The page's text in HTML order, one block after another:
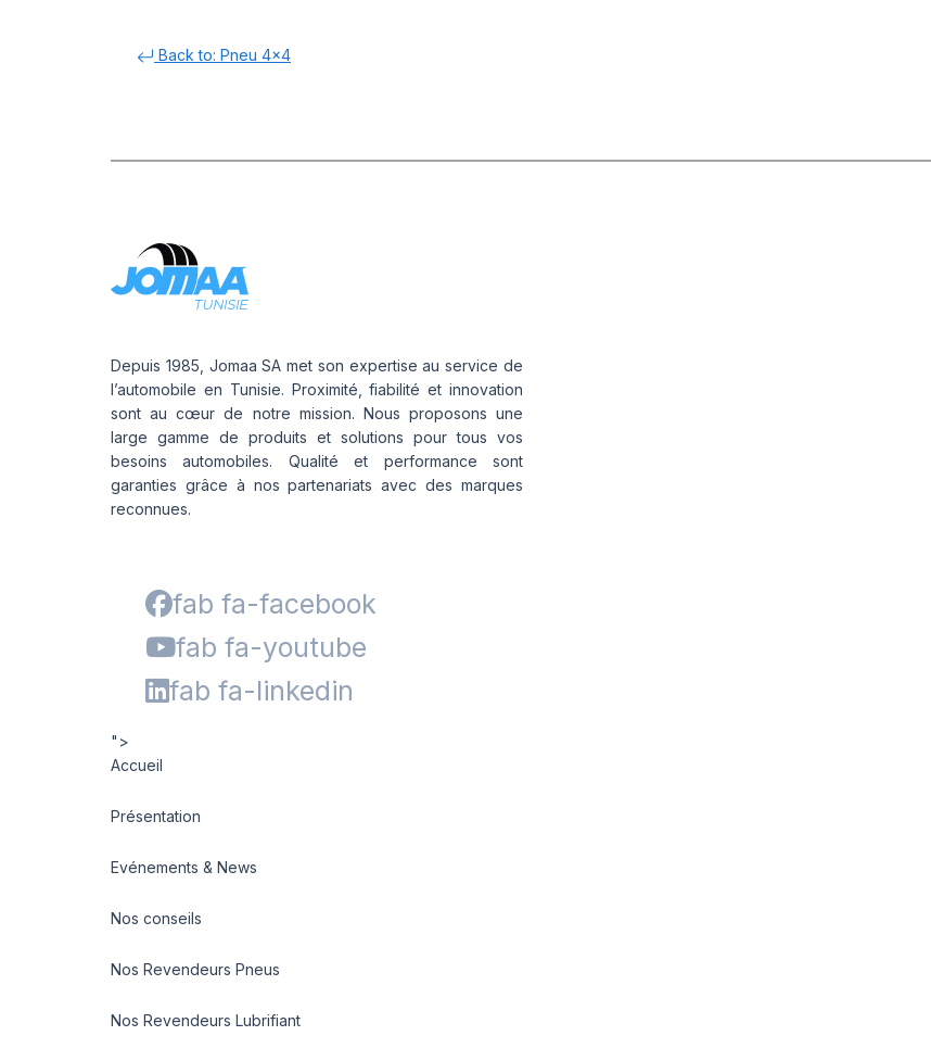
Back to: Pneu 4x4
Depuis 1985, Jomaa SA met son expertise au service de
l’automobile en Tunisie. Proximité, fiabilité et innovation
sont au cœur de notre mission. Nous proposons une
large gamme de produits et solutions pour tous vos
besoins automobiles. Qualité et performance sont
garanties grâce à nos partenariats avec des marques
reconnues.
fab fa-facebook
fab fa-youtube
fab fa-linkedin
">
Accueil
Présentation
Evénements & News
Nos conseils
Nos Revendeurs Pneus
Nos Revendeurs Lubrifiant